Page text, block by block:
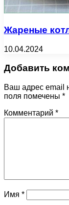
Жареные
10.04.2024
Добавить
Ваш адрес email
поля помечены *
Комментарий *
Имя *